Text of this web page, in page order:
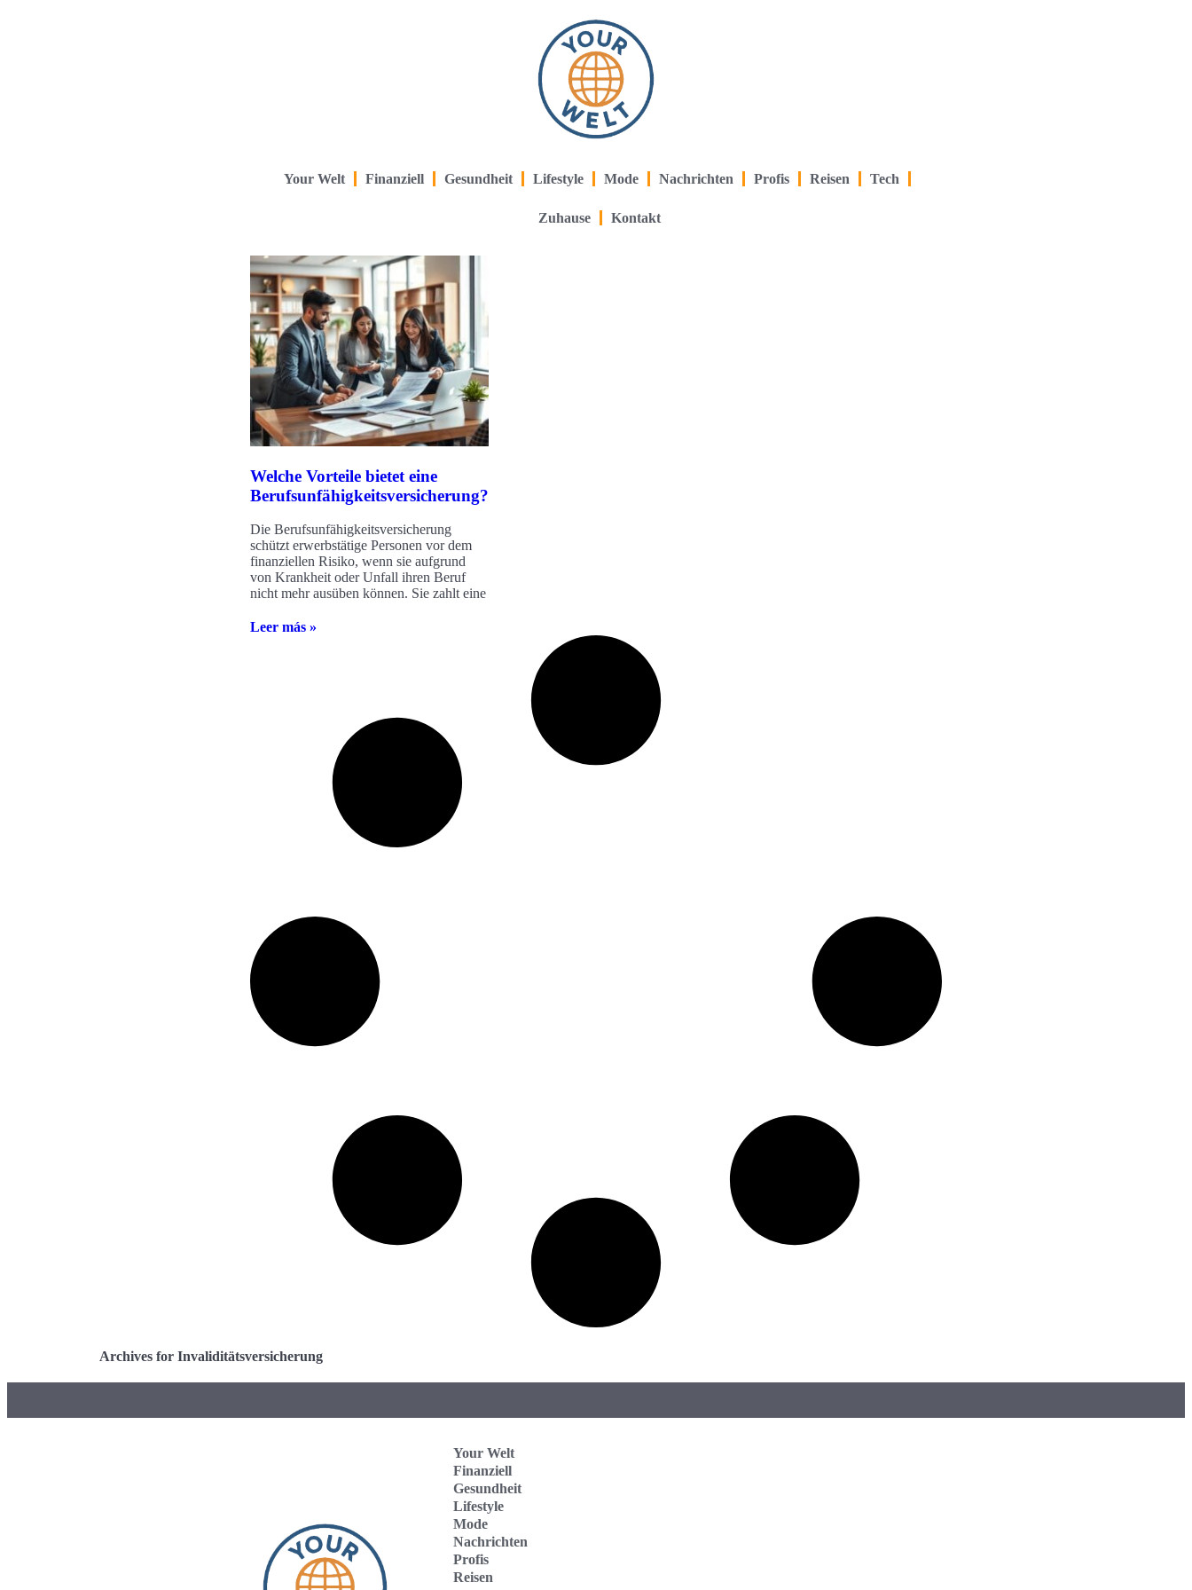
Your Welt Finanziell Gesundheit Lifestyle Mode Nachrichten Profis Reisen Tech
Zuhause Kontakt
Welche Vorteile bietet eine
Berufsunfähigkeitsversicherung?
Die Berufsunfähigkeitsversicherung
schützt erwerbstätige Personen vor dem
finanziellen Risiko, wenn sie aufgrund
von Krankheit oder Unfall ihren Beruf
nicht mehr ausüben können. Sie zahlt eine
Leer más »
Archives for Invaliditätsversicherung
Your Welt
Finanziell
Gesundheit
Lifestyle
Mode
Nachrichten
Profis
Reisen